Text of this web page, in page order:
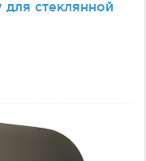
(раздвижная
(распашная серия)
стеклянной